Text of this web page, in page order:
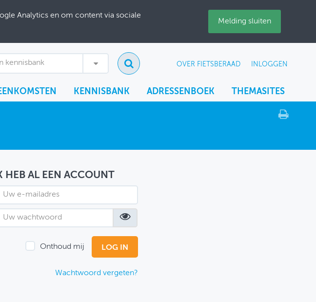
Analytics en om content via sociale
Melding sluiten
kennisbank OVER FIETSBERAAD INLOGGEN
KENNISBANK ADRESSENBOEK THEMASITES
HEB AL EEN ACCOUNT
Onthoud mij
Wachtwoord vergeten?